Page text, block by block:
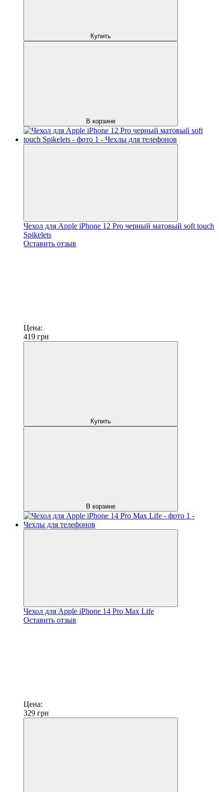
Купить
В корзине
Чехол для Apple iPhone 12 Pro черный матовый soft touch
Spikelets
Оставить отзыв
Цена:
419 грн
Купить
В корзине
Чехол для Apple iPhone 14 Pro Max Life
Оставить отзыв
Цена:
329 грн